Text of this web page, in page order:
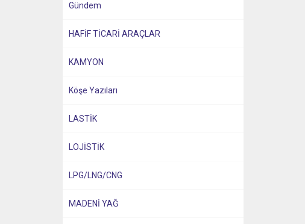
Gündem
HAFİF TİCARİ ARAÇLAR
KAMYON
Köşe Yazıları
LASTİK
LOJİSTİK
LPG/LNG/CNG
MADENİ YAĞ